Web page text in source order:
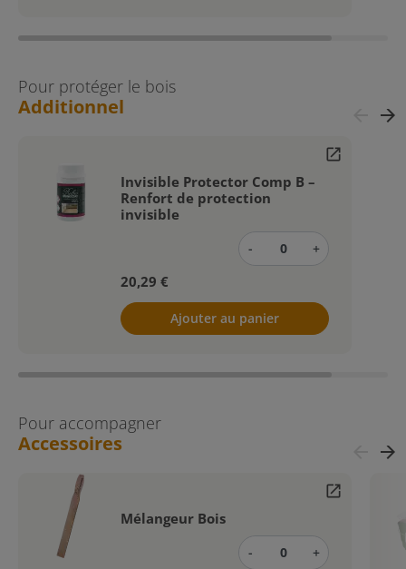
Pour protéger le bois
Additionnel arrow_forward
open_in_new
Invisible Protector Comp B –
Renfort de protection
invisible
- +
20,29 €
Ajouter au panier
Pour accompagner
Accessoires arrow_forward
open_in_new
Mélangeur Bois
- +